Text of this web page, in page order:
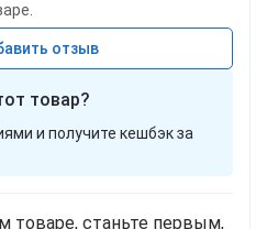
отзыв
товар?
и получите кешбэк за
товаре, станьте первым,